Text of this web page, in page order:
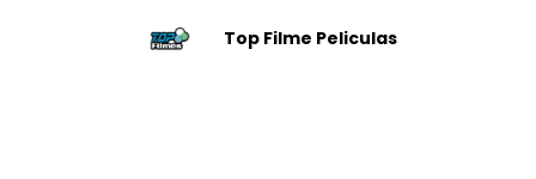
Top Filme Peliculas